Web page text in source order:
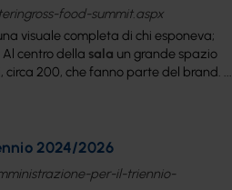
food-summit.aspx
visuale completa di chi esponeva;
centro della sala un grande spazio
200, che fanno parte del brand. ...
2024/2026
per-il-triennio-